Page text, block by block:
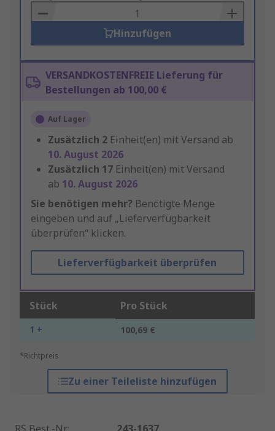
Basket
Hinzufügen
VERSANDKOSTENFREIE Lieferung für
Bestellungen ab 100,00 €
Auf Lager
Zusätzlich 2 Einheit(en) mit Versand ab
10. August 2026
Zusätzlich 17 Einheit(en) mit Versand
ab 10. August 2026
Sie benötigen mehr? Benötigte Menge
eingeben und auf „Lieferverfügbarkeit
überprüfen“ klicken.
Lieferverfügbarkeit überprüfen
Stück Pro Stück
1 + 100,69 €
*Richtpreis
Zu einer Teileliste hinzufügen